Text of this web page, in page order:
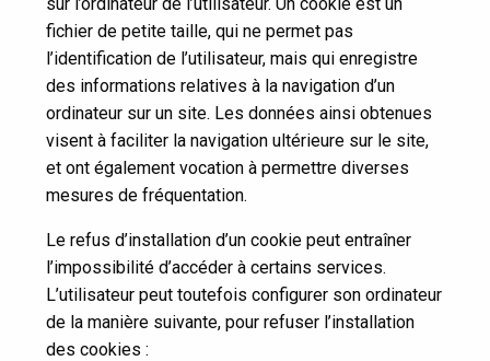
fichier de petite taille, qui ne permet pas
l’identification de l’utilisateur, mais qui enregistre
des informations relatives à la navigation d’un
ordinateur sur un site. Les données ainsi obtenues
visent à faciliter la navigation ultérieure sur le site,
et ont également vocation à permettre diverses
mesures de fréquentation.
Le refus d’installation d’un cookie peut entraîner
l’impossibilité d’accéder à certains services.
L’utilisateur peut toutefois configurer son ordinateur
de la manière suivante, pour refuser l’installation
des cookies :